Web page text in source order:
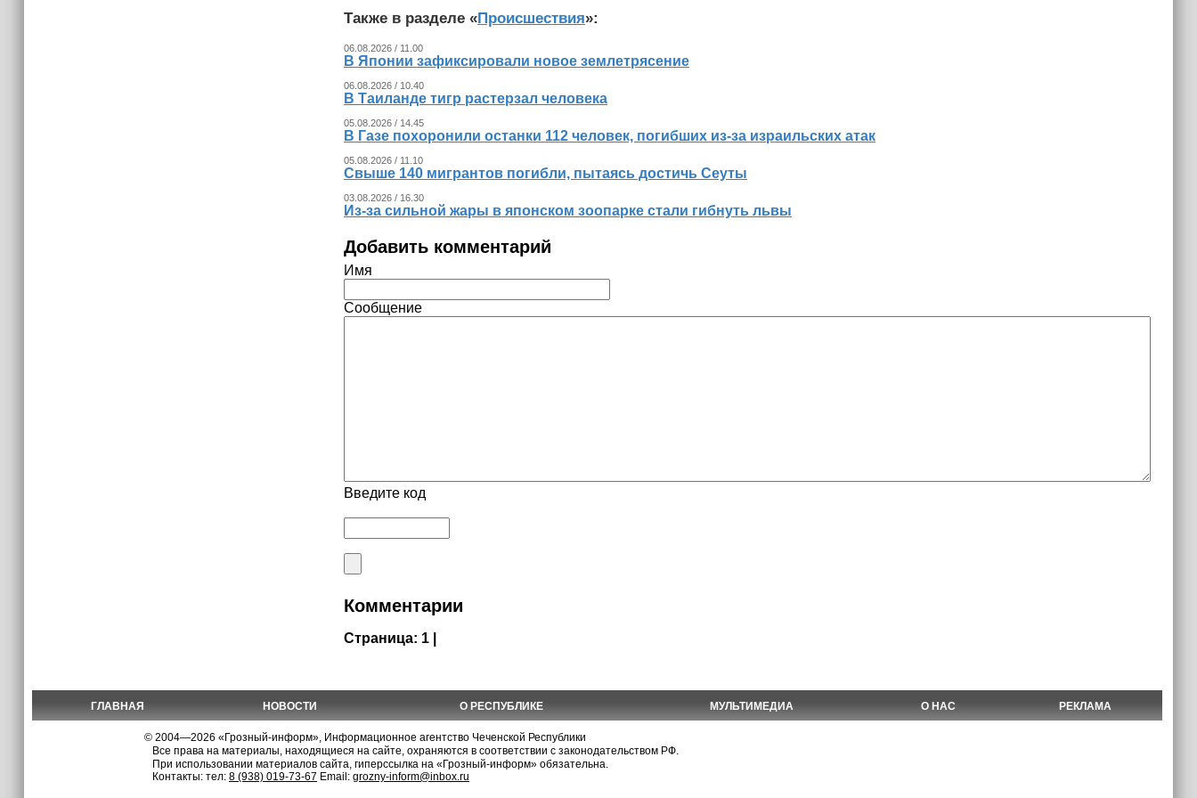
Также в разделе «Происшествия»:
06.08.2026 / 11.00
В Японии зафиксировали новое землетрясение
06.08.2026 / 10.40
В Таиланде тигр растерзал человека
05.08.2026 / 14.45
В Газе похоронили останки 112 человек, погибших из‑за израильских атак
05.08.2026 / 11.10
Свыше 140 мигрантов погибли, пытаясь достичь Сеуты
03.08.2026 / 16.30
Из‑за сильной жары в японском зоопарке стали гибнуть львы
Добавить комментарий
Имя
Сообщение
Введите код
Комментарии
Страница: 1 |
ГЛАВНАЯ НОВОСТИ О РЕСПУБЛИКЕ МУЛЬТИМЕДИА О НАС РЕКЛАМА
© 2004—2026 «Грозный-информ», Информационное агентство Чеченской Республики
Все права на материалы, находящиеся на сайте, охраняются в соответствии с законодательством РФ.
При использовании материалов сайта, гиперссылка на «Грозный-информ» обязательна.
Контакты: тел: 8 (938) 019-73-67 Email: grozny-inform@inbox.ru